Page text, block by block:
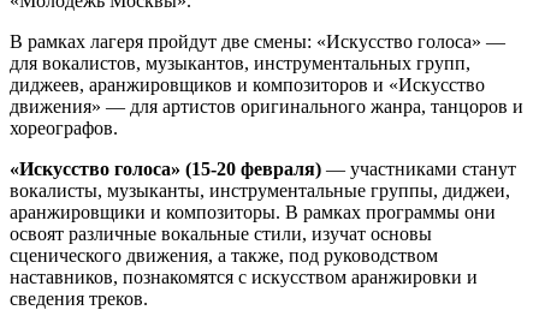
В рамках лагеря пройдут две смены: «Искусство голоса» —
для вокалистов, музыкантов, инструментальных групп,
диджеев, аранжировщиков и композиторов и «Искусство
движения» — для артистов оригинального жанра, танцоров и
хореографов.
«Искусство голоса» (15-20 февраля) — участниками станут
вокалисты, музыканты, инструментальные группы, диджеи,
аранжировщики и композиторы. В рамках программы они
освоят различные вокальные стили, изучат основы
сценического движения, а также, под руководством
наставников, познакомятся с искусством аранжировки и
сведения треков.